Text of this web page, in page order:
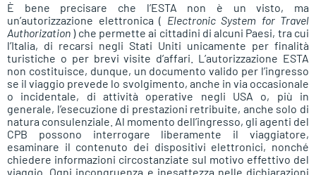
È bene precisare che l’ESTA non è un visto, ma
un’autorizzazione elettronica ( Electronic System for Travel
Authorization ) che permette ai cittadini di alcuni Paesi, tra cui
l’Italia, di recarsi negli Stati Uniti unicamente per finalità
turistiche o per brevi visite d’affari. L’autorizzazione ESTA
non costituisce, dunque, un documento valido per l’ingresso
se il viaggio prevede lo svolgimento, anche in via occasionale
o incidentale, di attività operative negli USA o, più in
generale, l’esecuzione di prestazioni retribuite, anche solo di
natura consulenziale. Al momento dell’ingresso, gli agenti del
CPB possono interrogare liberamente il viaggiatore,
esaminare il contenuto dei dispositivi elettronici, nonché
chiedere informazioni circostanziate sul motivo effettivo del
viaggio. Ogni incongruenza e inesattezza nelle dichiarazioni